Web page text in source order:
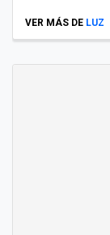
VER MÁS DE LUZ